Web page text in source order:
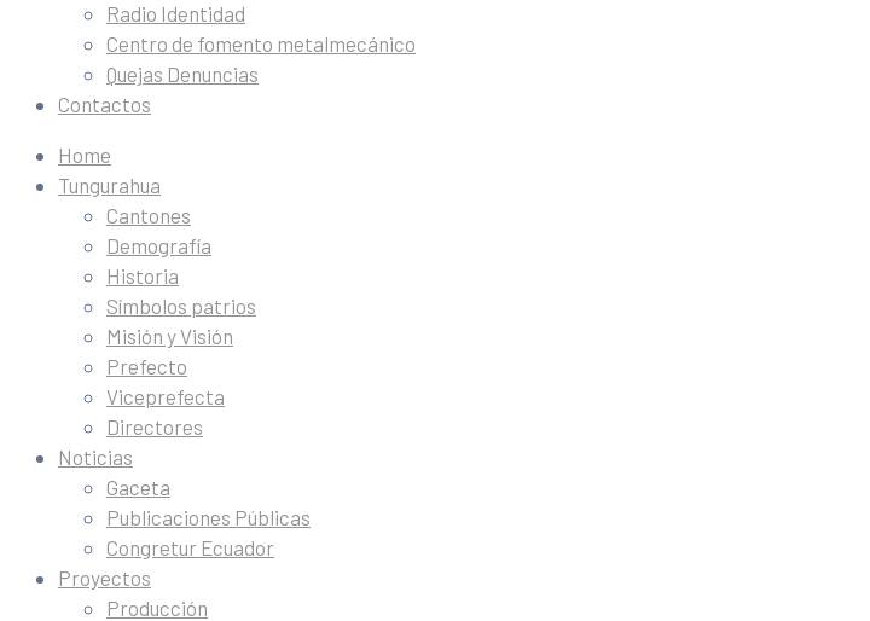
Radio Identidad
Centro de fomento metalmecánico
Quejas Denuncias
Contactos
Home
Tungurahua
Cantones
Demografía
Historia
Símbolos patrios
Misión y Visión
Prefecto
Viceprefecta
Directores
Noticias
Gaceta
Publicaciones Públicas
Congretur Ecuador
Proyectos
Producción